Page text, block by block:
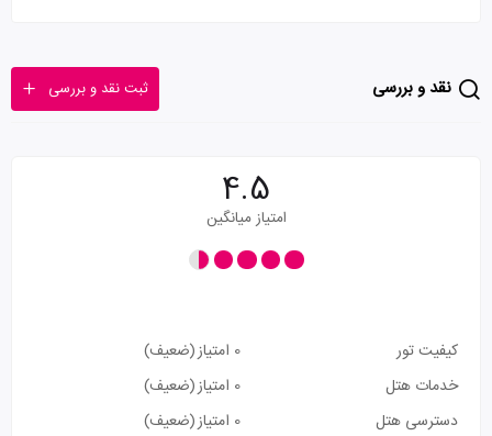
نقد و بررسی ثبت نقد و بررسی
4.5
امتیاز میانگین
کیفیت تور 0 امتیاز
(ضعیف)
خدمات هتل
0 امتیاز
(ضعیف)
دسترسی هتل
0 امتیاز
(ضعیف)